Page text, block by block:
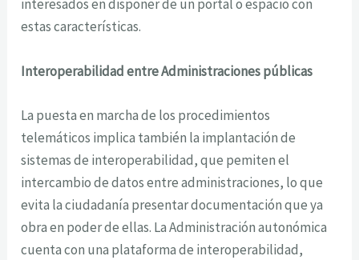
interesados en disponer de un portal o espacio con
estas características.
Interoperabilidad entre Administraciones públicas
La puesta en marcha de los procedimientos
telemáticos implica también la implantación de
sistemas de interoperabilidad, que pemiten el
intercambio de datos entre administraciones, lo que
evita la ciudadanía presentar documentación que ya
obra en poder de ellas. La Administración autonómica
cuenta con una plataforma de interoperabilidad,